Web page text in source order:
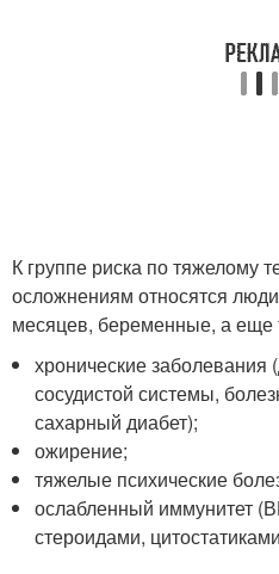
К группе риска по тяжелому
осложнениям относятся
месяцев, беременные, а еще
хронические заболевания
сосудистой системы,
сахарный диабет);
ожирение;
тяжелые психические
ослабленный иммунитет
стероидами,